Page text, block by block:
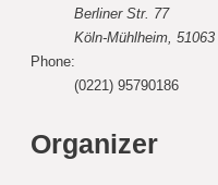
Berliner Str. 77
Köln-Mühlheim, 51063
Phone:
(0221) 95790186
Organizer